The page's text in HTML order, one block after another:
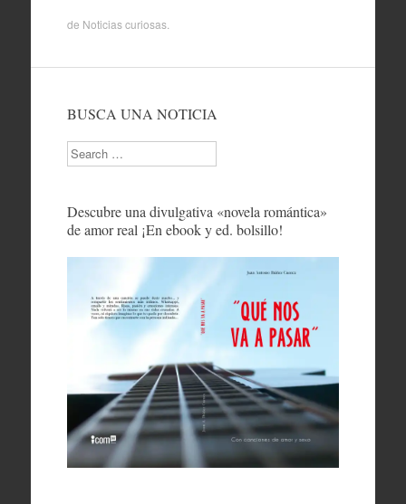
de Noticias curiosas.
BUSCA UNA NOTICIA
Search
Descubre una divulgativa «novela romántica»
de amor real ¡En ebook y ed. bolsillo!